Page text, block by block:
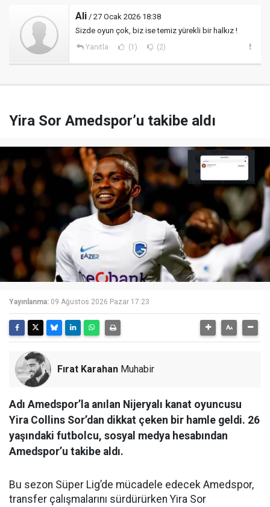
Ali / 27 Ocak 2026 18:38
Sizde oyun çok, biz ise temiz yürekli bir halkız !
Yanıtla (1) (2)
Yira Sor Amedspor’u takibe aldı
Yayınlanma: 09 Ağustos 2026 Pazar 17:23
Fırat Karahan Muhabir
Adı Amedspor’la anılan Nijeryalı kanat oyuncusu
Yira Collins Sor’dan dikkat çeken bir hamle geldi. 26
yaşındaki futbolcu, sosyal medya hesabından
Amedspor’u takibe aldı.
Bu sezon Süper Lig’de mücadele edecek Amedspor,
transfer çalışmalarını sürdürürken Yira Sor